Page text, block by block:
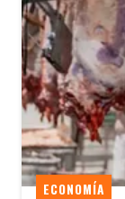
ECONOMÍA